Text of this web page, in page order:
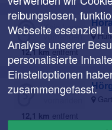
12,1 kmentfernt
12,1 km entfernt
reibungslosen,
Webseite essenziell.
Analyse unserer
personalisierte
Einstelloptionen
zusammengefasst.